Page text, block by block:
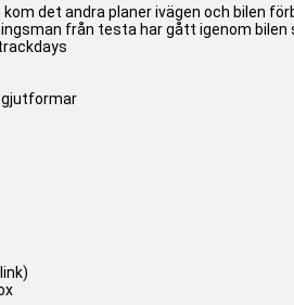
det andra planer ivägen och bilen
från testa har gått igenom bilen